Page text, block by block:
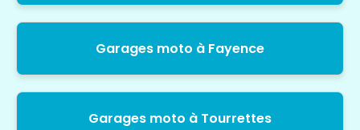
Garages moto à Fayence
Garages moto à Tourrettes